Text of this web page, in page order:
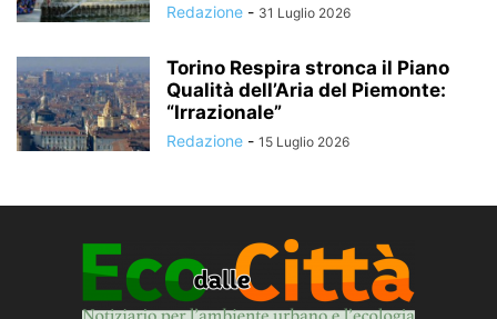
Redazione - 31 Luglio 2026
Torino Respira stronca il Piano
Qualità dell’Aria del Piemonte:
“Irrazionale”
Redazione - 15 Luglio 2026